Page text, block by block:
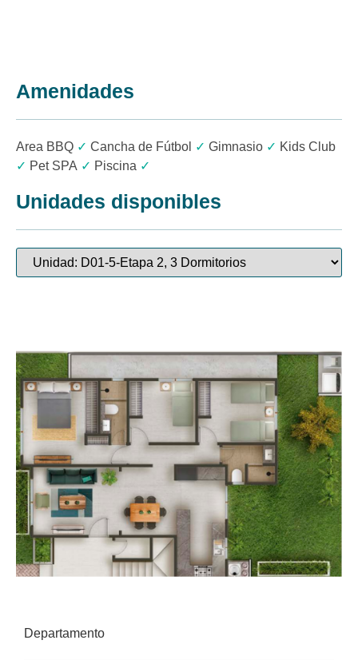
Amenidades
Area BBQ ✓ Cancha de Fútbol ✓ Gimnasio ✓ Kids Club
✓ Pet SPA ✓ Piscina ✓
Unidades disponibles
Departamento